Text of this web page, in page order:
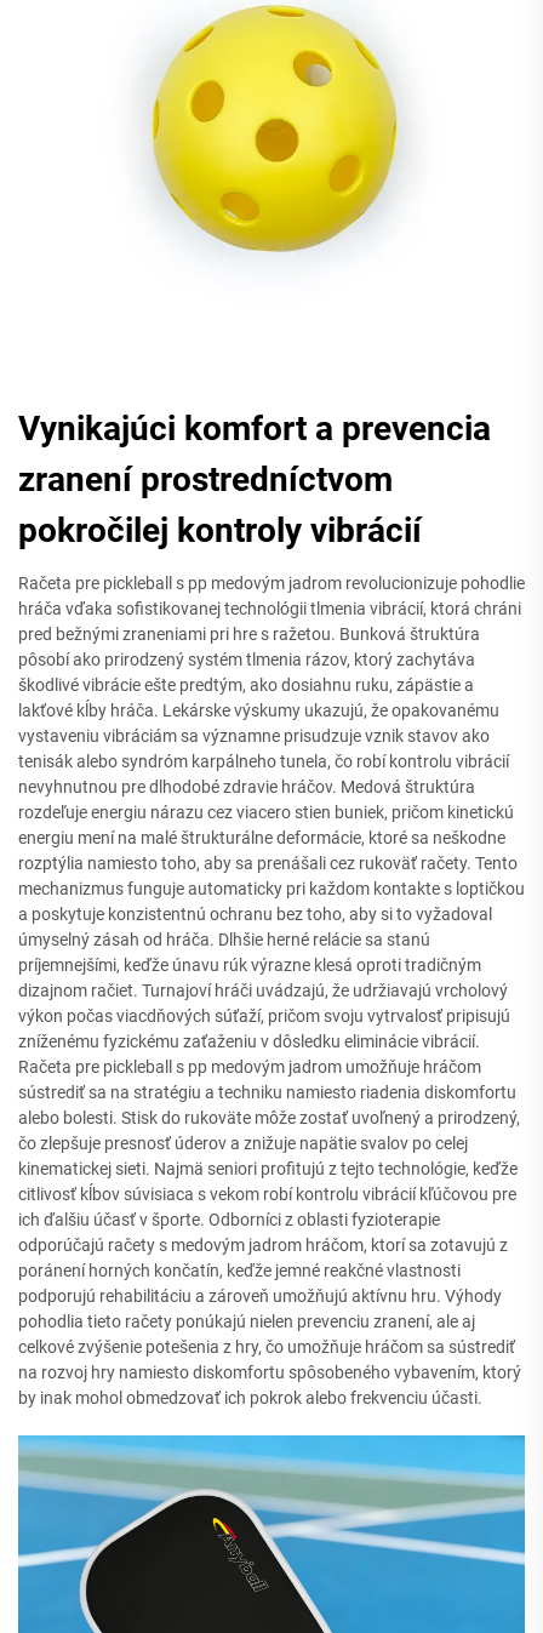
Vynikajúci komfort a prevencia
zranení prostredníctvom
pokročilej kontroly vibrácií
Račeta pre pickleball s pp medovým jadrom revolucionizuje pohodlie
hráča vďaka sofistikovanej technológii tlmenia vibrácií, ktorá chráni
pred bežnými zraneniami pri hre s ražetou. Bunková štruktúra
pôsobí ako prirodzený systém tlmenia rázov, ktorý zachytáva
škodlivé vibrácie ešte predtým, ako dosiahnu ruku, zápästie a
lakťové kĺby hráča. Lekárske výskumy ukazujú, že opakovanému
vystaveniu vibráciám sa významne prisudzuje vznik stavov ako
tenisák alebo syndróm karpálneho tunela, čo robí kontrolu vibrácií
nevyhnutnou pre dlhodobé zdravie hráčov. Medová štruktúra
rozdeľuje energiu nárazu cez viacero stien buniek, pričom kinetickú
energiu mení na malé štrukturálne deformácie, ktoré sa neškodne
rozptýlia namiesto toho, aby sa prenášali cez rukoväť račety. Tento
mechanizmus funguje automaticky pri každom kontakte s loptičkou
a poskytuje konzistentnú ochranu bez toho, aby si to vyžadoval
úmyselný zásah od hráča. Dlhšie herné relácie sa stanú
príjemnejšími, keďže únavu rúk výrazne klesá oproti tradičným
dizajnom račiet. Turnajoví hráči uvádzajú, že udržiavajú vrcholový
výkon počas viacdňových súťaží, pričom svoju vytrvalosť pripisujú
zníženému fyzickému zaťaženiu v dôsledku eliminácie vibrácií.
Račeta pre pickleball s pp medovým jadrom umožňuje hráčom
sústrediť sa na stratégiu a techniku namiesto riadenia diskomfortu
alebo bolesti. Stisk do rukoväte môže zostať uvoľnený a prirodzený,
čo zlepšuje presnosť úderov a znižuje napätie svalov po celej
kinematickej sieti. Najmä seniori profitujú z tejto technológie, keďže
citlivosť kĺbov súvisiaca s vekom robí kontrolu vibrácií kľúčovou pre
ich ďalšiu účasť v športe. Odborníci z oblasti fyzioterapie
odporúčajú račety s medovým jadrom hráčom, ktorí sa zotavujú z
poránení horných končatín, keďže jemné reakčné vlastnosti
podporujú rehabilitáciu a zároveň umožňujú aktívnu hru. Výhody
pohodlia tieto račety ponúkajú nielen prevenciu zranení, ale aj
celkové zvýšenie potešenia z hry, čo umožňuje hráčom sa sústrediť
na rozvoj hry namiesto diskomfortu spôsobeného vybavením, ktorý
by inak mohol obmedzovať ich pokrok alebo frekvenciu účasti.